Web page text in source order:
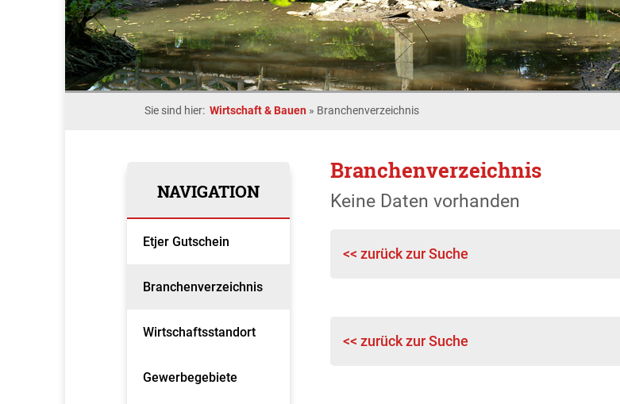
Sie sind hier: Wirtschaft & Bauen » Branchenverzeichnis
NAVIGATION
Etjer Gutschein
Branchenverzeichnis
Wirtschaftsstandort
Gewerbegebiete
Branchenverzeichnis
Keine Daten vorhanden
<< zurück zur Suche
<< zurück zur Suche